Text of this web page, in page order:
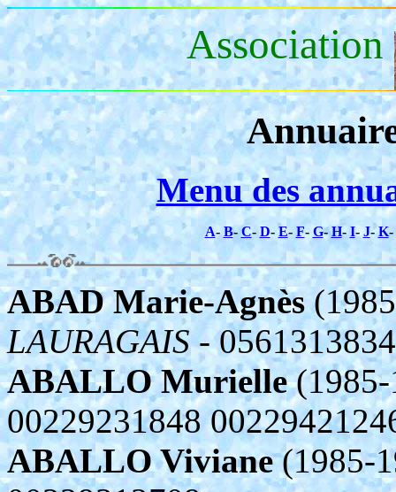
Association
Menu des
A- B-C- D-E- F- G-H- I- J-K-
ABAD Marie-Agnès
LAURAGAIS- 0561313834
ABALLO Murielle
00229231848
ABALLO Viviane(1985-